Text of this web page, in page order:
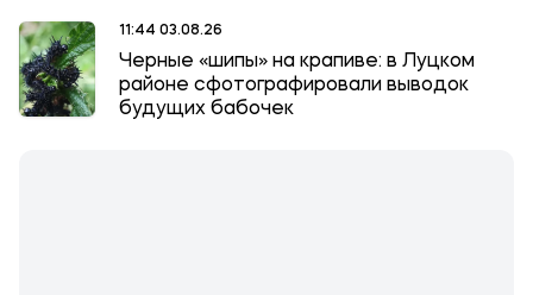
11:44 03.08.26
Черные «шипы» на крапиве: в Луцком
районе сфотографировали выводок
будущих бабочек